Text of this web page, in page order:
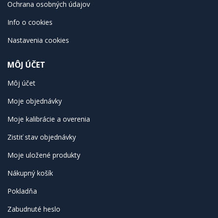
Ochrana osobných údajov
Info o cookies
Nastavenia cookies
MÔJ ÚČET
Môj účet
Moje objednávky
Moje kalibrácie a overenia
Zistiť stav objednávky
Moje uložené produkty
Nákupný košík
Pokladňa
Zabudnuté heslo